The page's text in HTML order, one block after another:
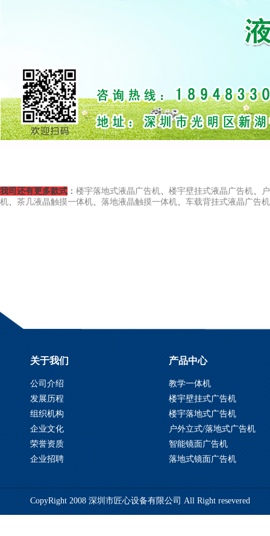
我司还有更多款式 ： 楼宇落地式液晶广告机、 楼宇壁挂式液晶广告机、
机、 茶几液晶触摸一体机、 落地液晶触摸一体机、 车载背挂式液晶广告机
关于我们
公司介绍
发展历程
组织机构
企业文化
荣誉资质
企业招聘
产品中心
教学一体机
楼宇壁挂式广告机
楼宇落地式广告机
户外立式/落地式广告机
智能镜面广告机
落地式镜面广告机
CopyRight 2008 深圳市匠心设备有限公司 All Right resevered